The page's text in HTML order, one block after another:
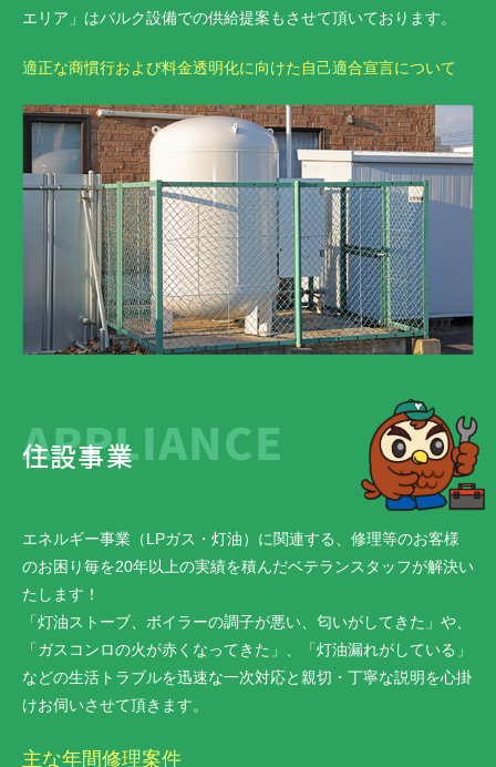
エリア」はバルク設備での供給提案もさせて頂いております。
適正な商慣行および料金透明化に向けた自己適合宣言について
APPLIANCE
住設事業
エネルギー事業（LPガス・灯油）に関連する、修理等のお客様
のお困り毎を20年以上の実績を積んだベテランスタッフが解決い
たします！
「灯油ストーブ、ボイラーの調子が悪い、匂いがしてきた」や、
「ガスコンロの火が赤くなってきた」、「灯油漏れがしている」
などの生活トラブルを迅速な一次対応と親切・丁寧な説明を心掛
けお伺いさせて頂きます。
主な年間修理案件